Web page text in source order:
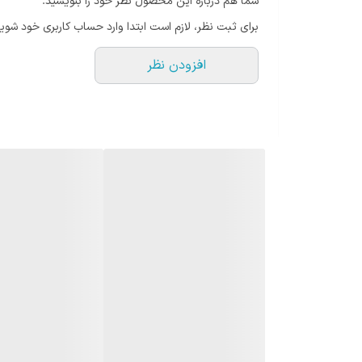
برای ثبت نظر، لازم است ابتدا وارد حساب کاربری خود
افزودن نظر